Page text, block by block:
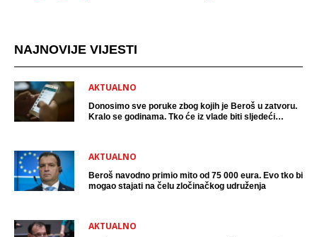
NAJNOVIJE VIJESTI
AKTUALNO
Donosimo sve poruke zbog kojih je Beroš u zatvoru.
Kralo se godinama. Tko će iz vlade biti sljedeći
AKTUALNO
Beroš navodno primio mito od 75 000 eura. Evo tko bi
mogao stajati na čelu zločinačkog udruženja
AKTUALNO